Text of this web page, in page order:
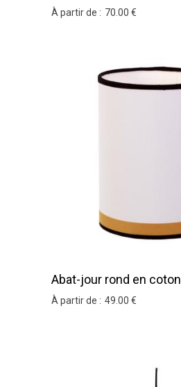
À partir de : 70 .00 €
Abat-jour rond en
À partir de : 49 .00 €